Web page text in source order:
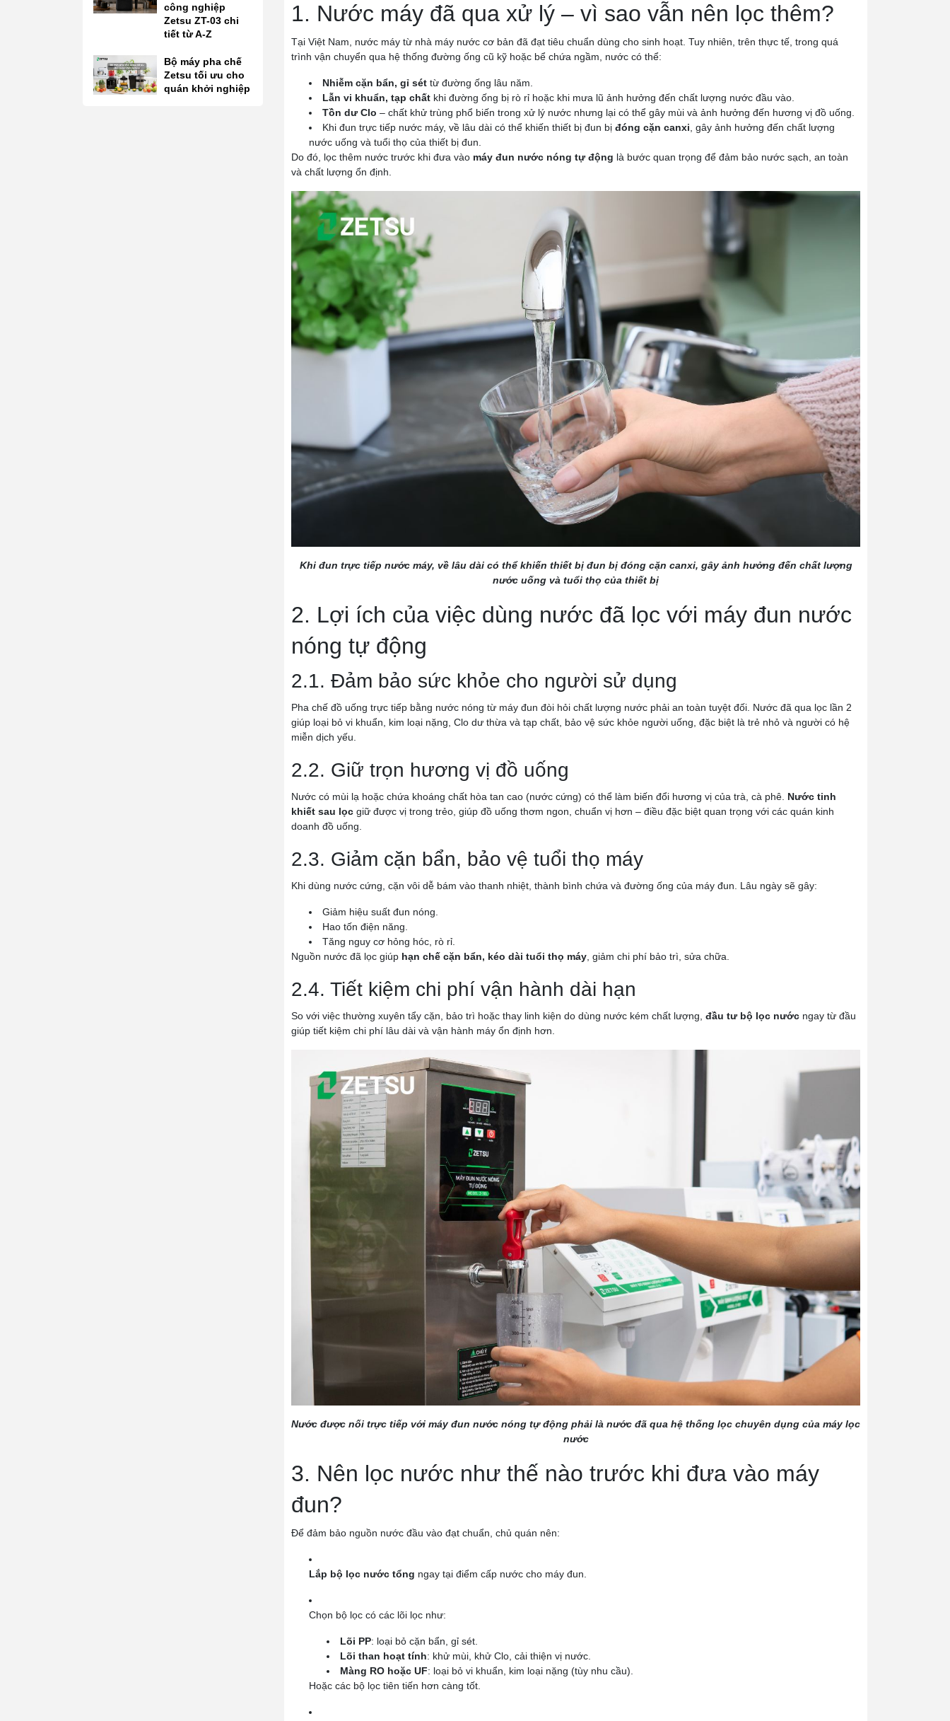
1. Nước máy đã qua xử lý – vì sao vẫn nên lọc thêm?
Tại Việt Nam, nước máy từ nhà máy nước cơ bản đã đạt tiêu chuẩn dùng cho sinh hoạt. Tuy nhiên, trên thực tế, trong quá
trình vận chuyển qua hệ thống đường ống cũ kỹ hoặc bể chứa ngầm, nước có thể:
Nhiễm cặn bẩn, gỉ sét từ đường ống lâu năm.
Lẫn vi khuẩn, tạp chất khi đường ống bị rò rỉ hoặc khi mưa lũ ảnh hưởng đến chất lượng nước đầu vào.
Tồn dư Clo – chất khử trùng phổ biến trong xử lý nước nhưng lại có thể gây mùi và ảnh hưởng đến hương vị đồ uống.
Khi đun trực tiếp nước máy, về lâu dài có thể khiến thiết bị đun bị đóng cặn canxi , gây ảnh hưởng đến chất lượng
nước uống và tuổi thọ của thiết bị đun.
Do đó, lọc thêm nước trước khi đưa vào máy đun nước nóng tự động là bước quan trọng để đảm bảo nước sạch, an toàn
và chất lượng ổn định.
Khi đun trực tiếp nước máy, về lâu dài có thể khiến thiết bị đun bị đóng cặn canxi, gây ảnh hưởng đến chất lượng
nước uống và tuổi thọ của thiết bị
2. Lợi ích của việc dùng nước đã lọc với máy đun nước
nóng tự động
2.1. Đảm bảo sức khỏe cho người sử dụng
Pha chế đồ uống trực tiếp bằng nước nóng từ máy đun đòi hỏi chất lượng nước phải an toàn tuyệt đối. Nước đã qua lọc lần 2
giúp loại bỏ vi khuẩn, kim loại nặng, Clo dư thừa và tạp chất, bảo vệ sức khỏe người uống, đặc biệt là trẻ nhỏ và người có hệ
miễn dịch yếu.
2.2. Giữ trọn hương vị đồ uống
Nước có mùi lạ hoặc chứa khoáng chất hòa tan cao (nước cứng) có thể làm biến đổi hương vị của trà, cà phê. Nước tinh
khiết sau lọc giữ được vị trong trẻo, giúp đồ uống thơm ngon, chuẩn vị hơn – điều đặc biệt quan trọng với các quán kinh
doanh đồ uống.
2.3. Giảm cặn bẩn, bảo vệ tuổi thọ máy
Khi dùng nước cứng, cặn vôi dễ bám vào thanh nhiệt, thành bình chứa và đường ống của máy đun. Lâu ngày sẽ gây:
Giảm hiệu suất đun nóng.
Hao tốn điện năng.
Tăng nguy cơ hỏng hóc, rò rỉ.
Nguồn nước đã lọc giúp hạn chế cặn bẩn, kéo dài tuổi thọ máy, giảm chi phí bảo trì, sửa chữa.
2.4. Tiết kiệm chi phí vận hành dài hạn
So với việc thường xuyên tẩy cặn, bảo trì hoặc thay linh kiện do dùng nước kém chất lượng, đầu tư bộ lọc nước ngay từ đầu
giúp tiết kiệm chi phí lâu dài và vận hành máy ổn định hơn.
Nước được nối trực tiếp với máy đun nước nóng tự động phải là nước đã qua hệ thống lọc chuyên dụng của máy lọc
nước
3. Nên lọc nước như thế nào trước khi đưa vào máy
đun?
Để đảm bảo nguồn nước đầu vào đạt chuẩn, chủ quán nên:
Lắp bộ lọc nước tổng ngay tại điểm cấp nước cho máy đun.
Chọn bộ lọc có các lõi lọc như:
Lõi PP: loại bỏ cặn bẩn, gỉ sét.
Lõi than hoạt tính: khử mùi, khử Clo, cải thiện vị nước.
Màng RO hoặc UF: loại bỏ vi khuẩn, kim loại nặng (tùy nhu cầu).
Hoặc các bộ lọc tiên tiến hơn càng tốt.
công nghiệp
Zetsu ZT-03 chi
tiết từ A-Z
Bộ máy pha chế
Zetsu tối ưu cho
quán khởi nghiệp